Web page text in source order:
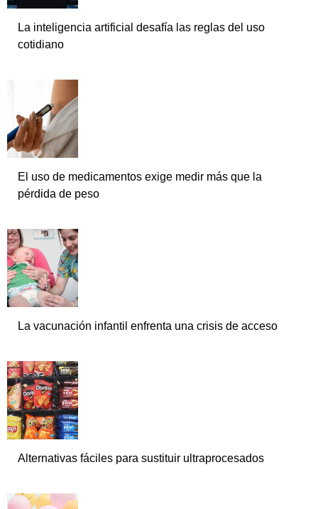
La inteligencia artificial desafía las reglas del uso
cotidiano
El uso de medicamentos exige medir más que la
pérdida de peso
La vacunación infantil enfrenta una crisis de acceso
Alternativas fáciles para sustituir ultraprocesados